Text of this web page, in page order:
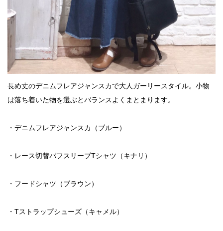
長め丈のデニムフレアジャンスカで大人ガーリースタイル。小物
は落ち着いた物を選ぶとバランスよくまとまります。
・デニムフレアジャンスカ（ブルー）
・レース切替パフスリーブTシャツ（キナリ）
・フードシャツ（ブラウン）
・Tストラップシューズ（キャメル）